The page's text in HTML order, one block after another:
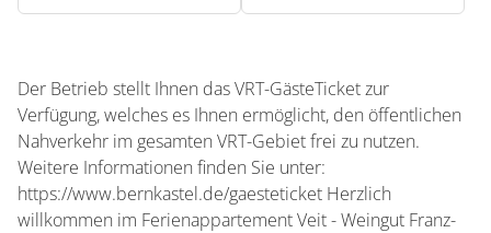
Der Betrieb stellt Ihnen das VRT-GästeTicket zur
Verfügung, welches es Ihnen ermöglicht, den öffentlichen
Nahverkehr im gesamten VRT-Gebiet frei zu nutzen.
Weitere Informationen finden Sie unter:
https://www.bernkastel.de/gaesteticket Herzlich
willkommen im Ferienappartement Veit - Weingut Franz-